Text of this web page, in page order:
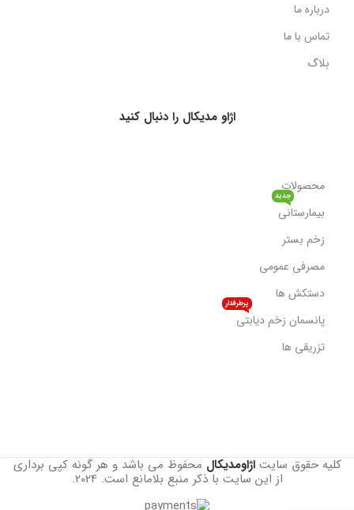
درباره ما
تماس با ما
بلاگ
اژاو مدیکال را دنبال کنید
محصولات
بیمارستانی
جدید
زخم بستر
مصرفی عمومی
دستکش ها
پانسمان زخم دیابتی
پرطرفدار
تزریقی ها
کلیه حقوق سایتاژاومدیکال محفوظ می باشد و هر گونه کپی برداری
از این سایت با ذکر منبع بلامانع است.2024.